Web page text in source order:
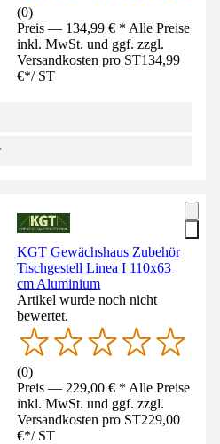
(0)
Preis — 134,99 € * Alle Preise
inkl. MwSt. und ggf. zzgl.
Versandkosten pro ST134,99
€*/ ST
KGT Gewächshaus Zubehör
Tischgestell Linea I 110x63
cm Aluminium
Artikel wurde noch nicht
bewertet.
(0)
Preis — 229,00 € * Alle Preise
inkl. MwSt. und ggf. zzgl.
Versandkosten pro ST229,00
€*/ ST